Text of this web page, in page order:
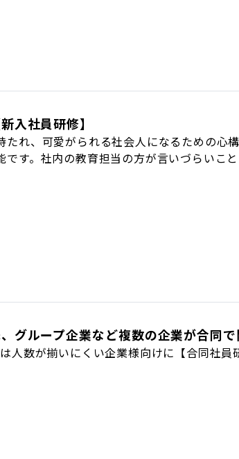
入社員研修】
れ、可愛がられる社会人になるための心
です。社内の教育担当の方が言いづらいこ
グループ企業など複数の企業が合同
人数が揃いにくい企業様向けに【合同社員